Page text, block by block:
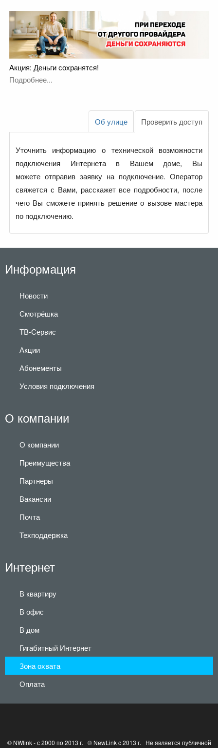
Акция: Деньги сохранятся!
Подробнее...
Проверить доступ
Об улице
Уточнить информацию о технической возможности
подключения Интернета в Вашем доме, Вы
можете отправив заявку на подключение. Оператор
свяжется с Вами, расскажет все подробности, после
чего Вы сможете принять решение о вызове мастера
по подключению.
Информация
Новости
Смотрёшка
ТВ-Сервис
Акции
Абонементы
Условия подключения
О компании
О компании
Преимущества
Партнеры
Вакансии
Почта
Техподдержка
Интернет
В квартиру
В офис
В дом
Гигабитный Интернет
Зона охвата
Оплата
© NWlink - с 2000 по 2013 г. © NewLink c 2013 г. Не является публичной